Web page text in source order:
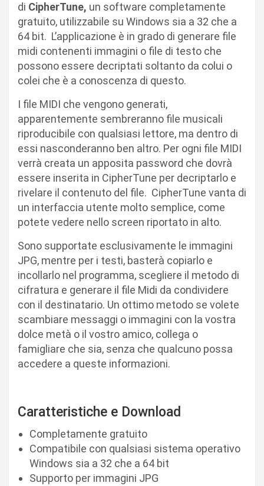
di CipherTune, un software completamente
gratuito, utilizzabile su Windows sia a 32 che a
64 bit. L’applicazione è in grado di generare file
midi contenenti immagini o file di testo che
possono essere decriptati soltanto da colui o
colei che è a conoscenza di questo.
I file MIDI che vengono generati,
apparentemente sembreranno file musicali
riproducibile con qualsiasi lettore, ma dentro di
essi nasconderanno ben altro. Per ogni file MIDI
verrà creata un apposita password che dovrà
essere inserita in CipherTune per decriptarlo e
rivelare il contenuto del file. CipherTune vanta di
un interfaccia utente molto semplice, come
potete vedere nello screen riportato in alto.
Sono supportate esclusivamente le immagini
JPG, mentre per i testi, basterà copiarlo e
incollarlo nel programma, scegliere il metodo di
cifratura e generare il file Midi da condividere
con il destinatario. Un ottimo metodo se volete
scambiare messaggi o immagini con la vostra
dolce metà o il vostro amico, collega o
famigliare che sia, senza che qualcuno possa
accedere a queste informazioni.
Caratteristiche e Download
Completamente gratuito
Compatibile con qualsiasi sistema operativo
Windows sia a 32 che a 64 bit
Supporto per immagini JPG